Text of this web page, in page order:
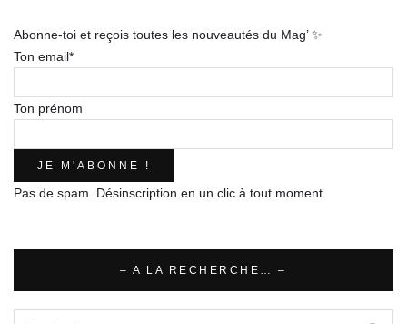
Abonne-toi et reçois toutes les nouveautés du Mag’ ✨
Ton email*
Ton prénom
Pas de spam. Désinscription en un clic à tout moment.
– A LA RECHERCHE… –